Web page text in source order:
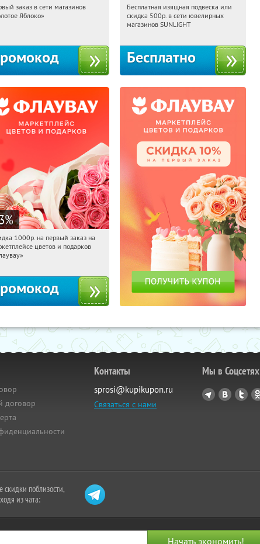
06:58:04
Получи первым!
заказ в сети магазинов
Яблоко»
06:58:04 Получили:
Россия
Бесплатная изящная подвеска или
скидка 500р. в сети ювелирных
магазинов SUNLIGHT
Бесплатно
%
06:58:04 Получили:
1000р. на первый заказ на
цветов и подарков
договор
Контакты
sprosi@kupikupon.ru
Связаться с нами
Мы в Соцсетях
скидки поблизости,
из чата: